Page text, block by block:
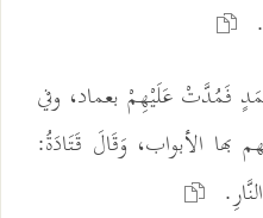
فَمُدَّتْ عَلَيْهِمْ بعماد، وفي
الأبواب، وَقَالَ قَتَادَةُ: